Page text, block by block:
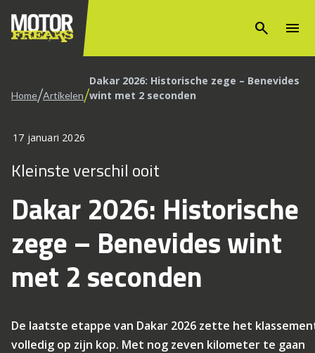
search menu
Home/Artikelen/Dakar 2026: Historische zege – Benevides
wint met 2 seconden
17 januari 2026
Kleinste verschil ooit
Dakar 2026: Historische
zege – Benevides wint
met 2 seconden
De laatste etappe van Dakar 2026 zette het
volledig op zijn kop. Met nog zeven kilometer te gaan